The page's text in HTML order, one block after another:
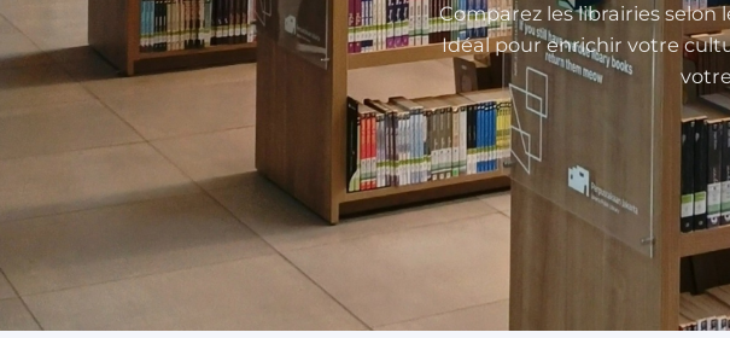
Comparez les librairies selon
Idéal pour enrichir votre